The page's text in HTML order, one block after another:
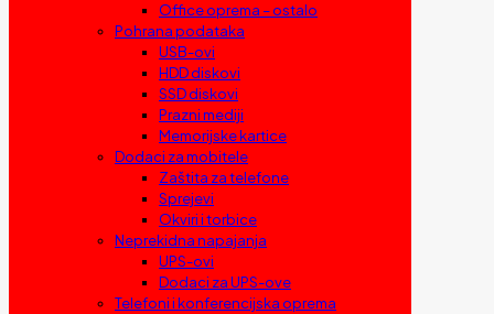
Office oprema – ostalo
Pohrana podataka
USB-ovi
HDD diskovi
SSD diskovi
Prazni mediji
Memorijske kartice
Dodaci za mobitele
Zaštita za telefone
Sprejevi
Okviri i torbice
Neprekidna napajanja
UPS-ovi
Dodaci za UPS-ove
Telefoni i konferencijska oprema